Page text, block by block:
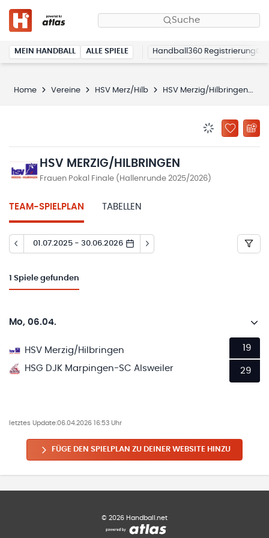
Suche
MEIN HANDBALL ALLE SPIELE Handball360 Registrierung
Home Vereine HSV Merz/Hilb HSV Merzig/Hilbringen
ZU
HSV MERZIG/HILBRINGEN
Frauen Pokal Finale (Hallenrunde 2025/2026)
TEAM-SPIELPLAN TABELLEN
01.07.2025 - 30.06.2026
Spiele gefunden
Mo, 06.04.
HSV Merzig/Hilbringen
HSG DJK Marpingen-SC Alsweiler
19
29
letztes Update:06.04.2026 16:53 Uhr
FÜGE DEN SPIELPLAN ZU DEINER WEBSITE HINZU
© 2026 Handball.net